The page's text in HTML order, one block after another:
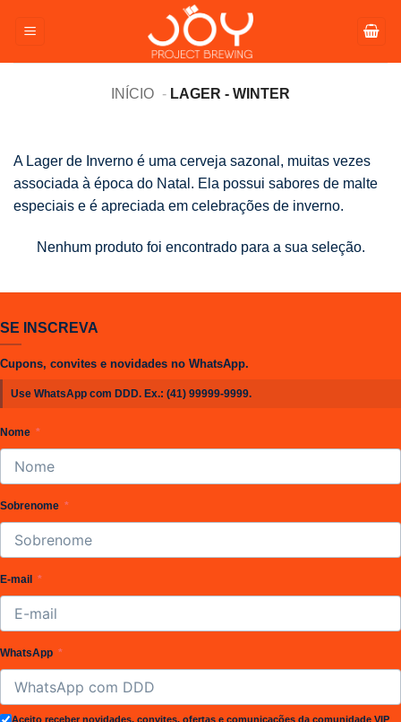
para
INÍCIO
LAGER - WINTER
A Lager de Inverno é uma cerveja sazonal, muitas vezes
associada à época do Natal. Ela possui sabores de malte
especiais e é apreciada em celebrações de inverno.
Nenhum produto foi encontrado para a sua seleção.
SE INSCREVA
Cupons, convites e novidades no WhatsApp.
Use WhatsApp com DDD. Ex.: (41) 99999-9999.
Nome
Sobrenome
E-mail
WhatsApp
Aceito receber novidades, convites, ofertas e comunicações da comunidade VIP